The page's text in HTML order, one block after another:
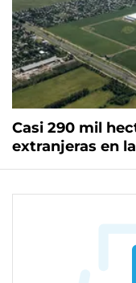
Casi 290 mil
extranjeras en